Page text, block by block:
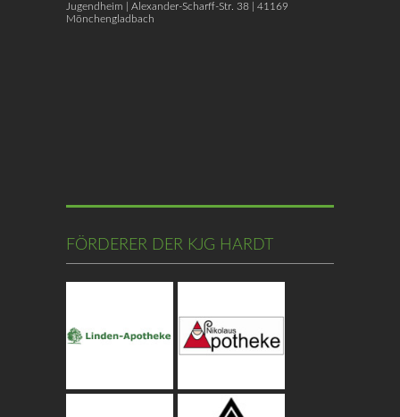
Jugendheim | Alexander-Scharff-Str. 38 | 41169
Mönchengladbach
FÖRDERER DER KJG HARDT